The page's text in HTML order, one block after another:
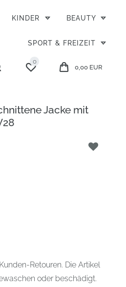
KINDER BEAUTY
SPORT & FREIZEIT
0
0,00 EUR
Jacke mit
Retouren. Die Artikel
oder beschädigt.